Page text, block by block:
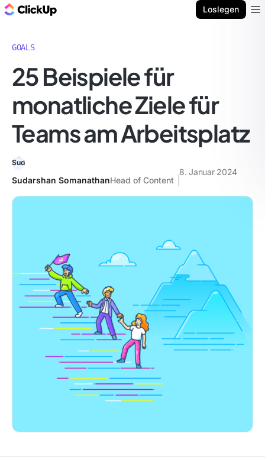
Loslegen
GOALS
25 Beispiele für
monatliche Ziele für
Teams am Arbeitsplatz
Sudarshan SomanathanHead of Content
8. Januar 2024